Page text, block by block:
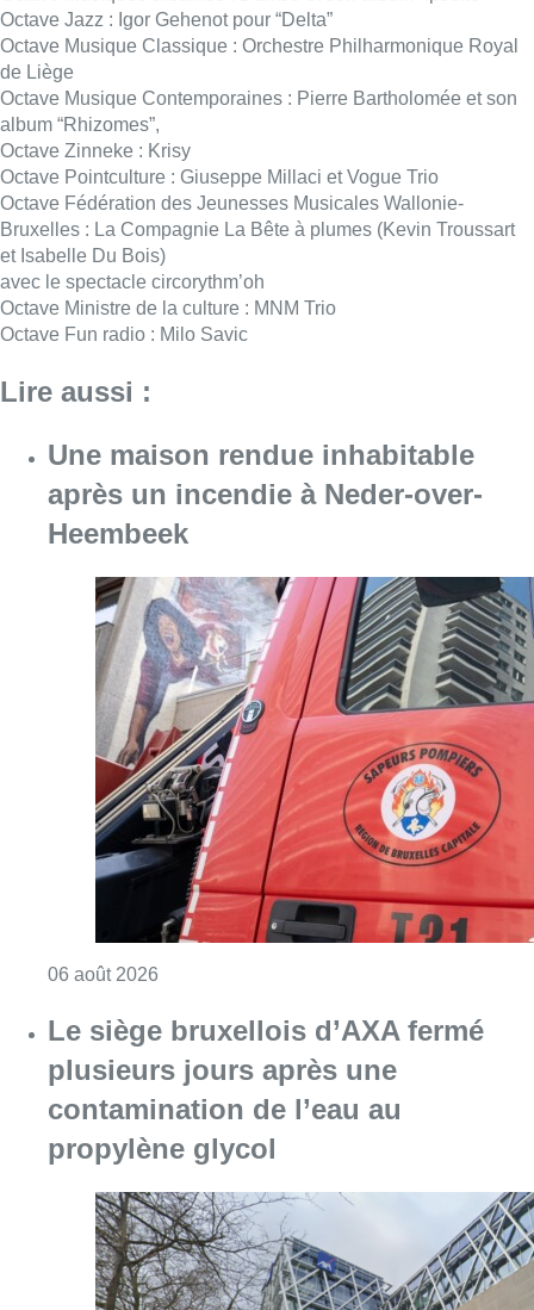
Octave Fun radio : Milo Savic
Lire aussi :
Une maison rendue inhabitable
après un incendie à Neder-over-
Heembeek
06 août 2026Consulter l'article "Une maison rendue
Le siège bruxellois d’AXA fermé
plusieurs jours après une
contamination de l’eau au
propylène glycol
05 août 2026Consulter l'article "Le siège bruxellois